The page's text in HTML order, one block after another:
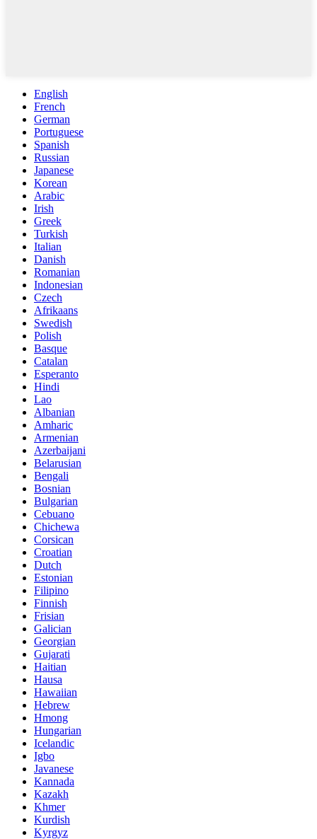
English
French
German
Portuguese
Spanish
Russian
Japanese
Korean
Arabic
Irish
Greek
Turkish
Italian
Danish
Romanian
Indonesian
Czech
Afrikaans
Swedish
Polish
Basque
Catalan
Esperanto
Hindi
Lao
Albanian
Amharic
Armenian
Azerbaijani
Belarusian
Bengali
Bosnian
Bulgarian
Cebuano
Chichewa
Corsican
Croatian
Dutch
Estonian
Filipino
Finnish
Frisian
Galician
Georgian
Gujarati
Haitian
Hausa
Hawaiian
Hebrew
Hmong
Hungarian
Icelandic
Igbo
Javanese
Kannada
Kazakh
Khmer
Kurdish
Kyrgyz